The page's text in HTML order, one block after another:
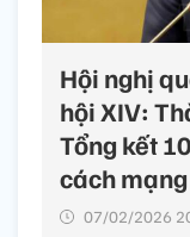
Hội nghị
hội XIV:
Tổng kết
cách
07/02/2026